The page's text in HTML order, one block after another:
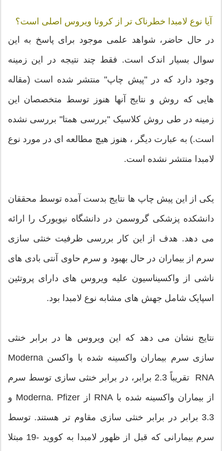
آیا نوع لامبدا خطرناک تر از کرونا ویروس اصلی است؟
در حال حاضر، شواهد علمی موجود برای پاسخ به این
سوال بسیار اندک است. فقط چند نتیجه در این زمینه
وجود دارد که در "پیش چاپ" منتشر شده است (مقاله
هایی که روش و نتایج آنها هنوز توسط متخصصان این
زمینه در طی روش کلاسیک "بررسی همتا" بررسی نشده
است.) به عبارت دیگر ، هنوز هیچ مطالعه ای در مورد نوع
لامبدا منتشر نشده است.
یکی از این پیش چاپ ها نتایج بدست آمده توسط محققان
دانشکده پزشکی گروسمن در دانشگاه نیویورک را ارائه
می دهد. هدف از این کار بررسی ظرفیت خنثی سازی
سرم از بیماران در حال بهبود و سرم حاوی آنتی بادی های
ناشی از واکسیناسیون علیه ویروس های دارای پروتئین
اسپایک شامل جهش های مشابه نوع لامبدا بود.
نتایج نشان می دهد که این ویروس ها در برابر خنثی
سازی سرم بیماران واکسینه شده با واکسن Moderna
RNA تقریباً 2.3 برابر، در برابر خنثی سازی توسط سرم
از بیماران واکسینه شده با RNA از Moderna. Pfizer و
3.3 برابر در برابر خنثی سازی مقاوم تر هستند. توسط
سرم بیمارانی که قبل از ظهور لامبدا به کووید -19 مبتلا